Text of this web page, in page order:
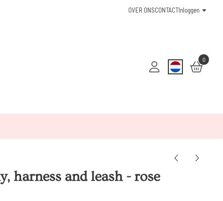
OVER ONSCONTACTInloggen
0
harness and leash - rose